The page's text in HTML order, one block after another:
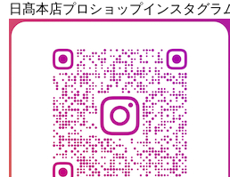
日髙本店プロショップインスタグラ